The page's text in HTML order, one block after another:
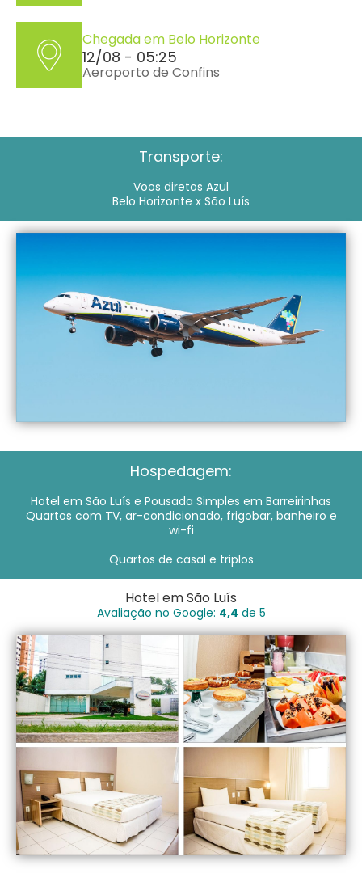
Chegada em Belo Horizonte
12/08 - 05:25
Aeroporto de Confins
Transporte:
Voos diretos Azul
Belo Horizonte x São Luís
Hospedagem:
Hotel em São Luís e Pousada Simples em Barreirinhas
Quartos com TV, ar-condicionado, frigobar, banheiro e
wi-fi
Quartos de casal e triplos
Hotel em São Luís
Avaliação no Google: 4,4 de 5